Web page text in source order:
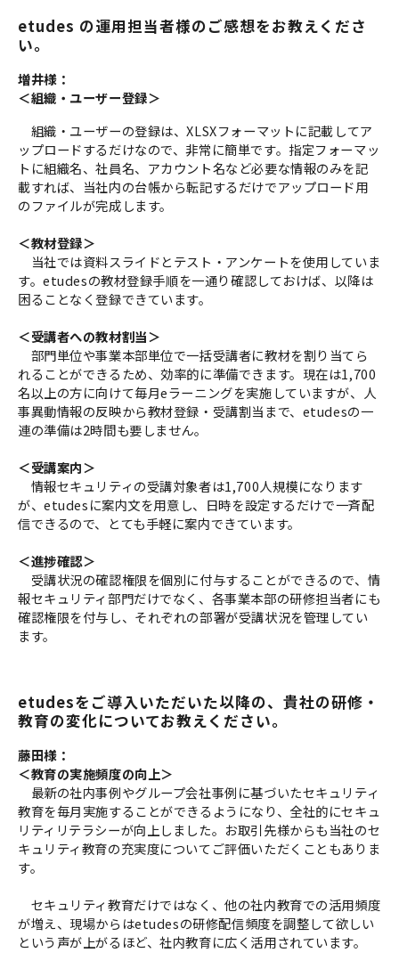
etudes の運用担当者様のご感想をお教えくださ
い。
増井様：
＜組織・ユーザー登録＞
組織・ユーザーの登録は、XLSXフォーマットに記載してア
ップロードするだけなので、非常に簡単です。指定フォーマッ
トに組織名、社員名、アカウント名など必要な情報のみを記
載すれば、当社内の台帳から転記するだけでアップロード用
のファイルが完成します。
＜教材登録＞
当社では資料スライドとテスト・アンケートを使用していま
す。etudesの教材登録手順を一通り確認しておけば、以降は
困ることなく登録できています。
＜受講者への教材割当＞
部門単位や事業本部単位で一括受講者に教材を割り当てら
れることができるため、効率的に準備できます。現在は1,700
名以上の方に向けて毎月eラーニングを実施していますが、人
事異動情報の反映から教材登録・受講割当まで、etudesの一
連の準備は2時間も要しません。
＜受講案内＞
情報セキュリティの受講対象者は1,700人規模になります
が、etudesに案内文を用意し、日時を設定するだけで一斉配
信できるので、とても手軽に案内できています。
＜進捗確認＞
受講状況の確認権限を個別に付与することができるので、情
報セキュリティ部門だけでなく、各事業本部の研修担当者にも
確認権限を付与し、それぞれの部署が受講状況を管理してい
ます。
etudesをご導入いただいた以降の、貴社の研修・
教育の変化についてお教えください。
藤田様：
＜教育の実施頻度の向上＞
最新の社内事例やグループ会社事例に基づいたセキュリティ
教育を毎月実施することができるようになり、全社的にセキュ
リティリテラシーが向上しました。お取引先様からも当社のセ
キュリティ教育の充実度についてご評価いただくこともありま
す。
セキュリティ教育だけではなく、他の社内教育での活用頻度
が増え、現場からはetudesの研修配信頻度を調整して欲しい
という声が上がるほど、社内教育に広く活用されています。